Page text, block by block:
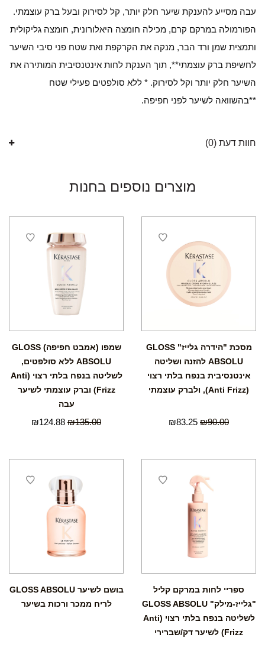
עבה מסייע להענקת שיער חלק יותר, קל לסירוק ובעל ברק עוצמתי.
הפורמולה במרקם קרם, מכילה חומצה היאלורונית, חומצה גליקולית
ותמצית שמן ורד הבר, מנקה את הקרקפת ואת שטח פני סיבי השיער
לחשיפת ברק עוצמתי**, תוך הענקת לחות אינטנסיבית המותירה את
השיער חלק יותר וקל לסירוק. * ללא סולפטים פעילי שטח
**בהשוואה לשיער לפני חפיפה.
חוות דעת (0)
מוצרים נוספים בחנות
מסכת "הידרה גלייז" GLOSS
ABSOLU להזנה ושליטה
אינטנסיבית בנפח בלתי רצוי
(Anti Frizz), ולברק עוצמתי
₪90.00
₪83.25
שמפו (אמבט חפיפה) GLOSS
ABSOLU ללא סולפטים,
לשליטה בנפח בלתי רצוי (Anti
Frizz) וברק עוצמתי לשיער
עבה
₪135.00
₪124.88
ספריי לחות במרקם קליל
"גלייז-מילק" GLOSS ABSOLU
לשליטה בנפח בלתי רצוי (Anti
Frizz) לשיער דק/שברירי
בושם לשיער GLOSS ABSOLU
לריח ממכר ורכות בשיער